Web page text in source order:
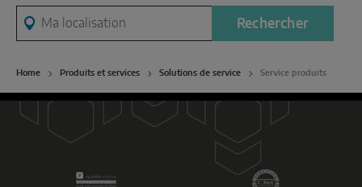
Ma localisation
Rechercher
Home Produits et services Solutions de service Service produits